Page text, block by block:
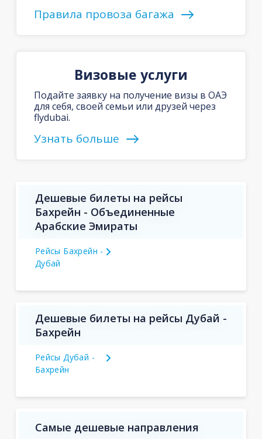
Правила провоза багажа
Визовые услуги
Подайте заявку на получение визы в ОАЭ
для себя, своей семьи или друзей через
flydubai.
Узнать больше
Дешевые билеты на рейсы
Бахрейн - Объединенные
Арабские Эмираты
Рейсы Бахрейн -
Дубай
Дешевые билеты на рейсы Дубай -
Бахрейн
Рейсы Дубай -
Бахрейн
Самые дешевые направления